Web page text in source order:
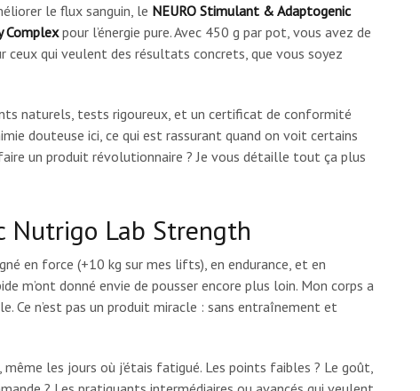
le flux sanguin, le NEURO Stimulant & Adaptogenic
Complexpour l’énergie pure. Avec 450 g par pot, vous avez de
ceux qui veulent des résultats concrets, que vous soyez
naturels, tests rigoureux, et un certificat de conformité
douteuse ici, ce qui est rassurant quand on voit certains
un produit révolutionnaire ? Je vous détaille tout ça plus
Nutrigo Lab Strength
en force (+10 kg sur mes lifts), en endurance, et en
m’ont donné envie de pousser encore plus loin. Mon corps a
Ce n’est pas un produit miracle : sans entraînement et
même les jours où j’étais fatigué. Les points faibles ? Le goût,